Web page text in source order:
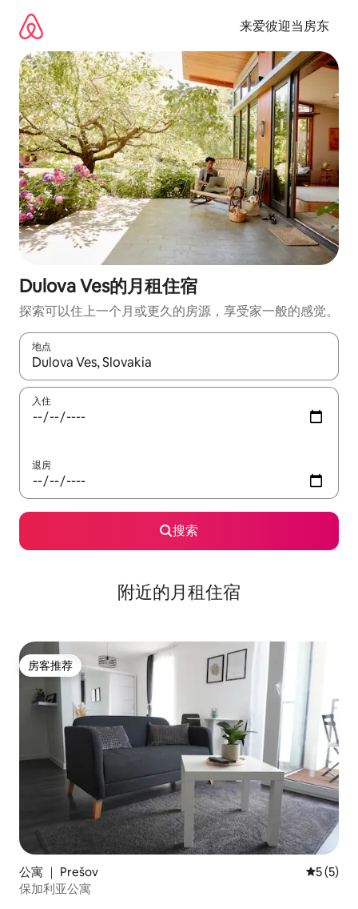
来爱彼迎当房东
Dulova Ves的月租住宿
探索可以住上一个月或更久的房源，享受家一般的感觉。
地点
如有搜索结果，请使用上下方向键查看，或通过点击或滑动手势
入住
退房
搜索
附近的月租住宿
房客推荐
房客推荐
公寓 ｜ Prešov 平均评分
5 (5)
保加利亚公寓